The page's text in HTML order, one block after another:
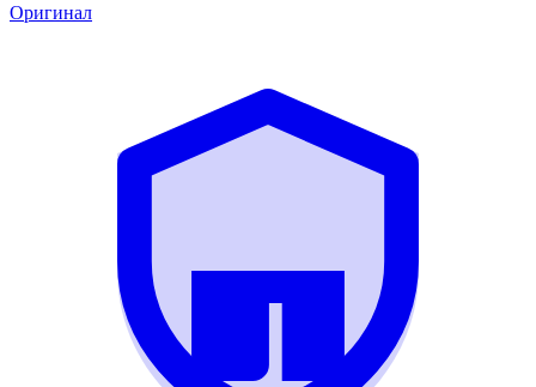
Оригинал